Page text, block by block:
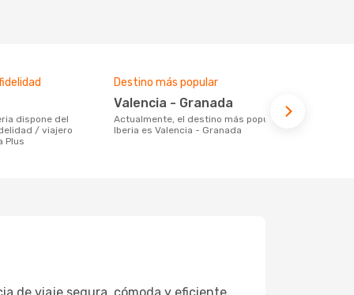
/ viajero
Plus
Destino más popular
Valencia - Granada
Actualmente, el destino más popular de
Iberia es Valencia - Granada